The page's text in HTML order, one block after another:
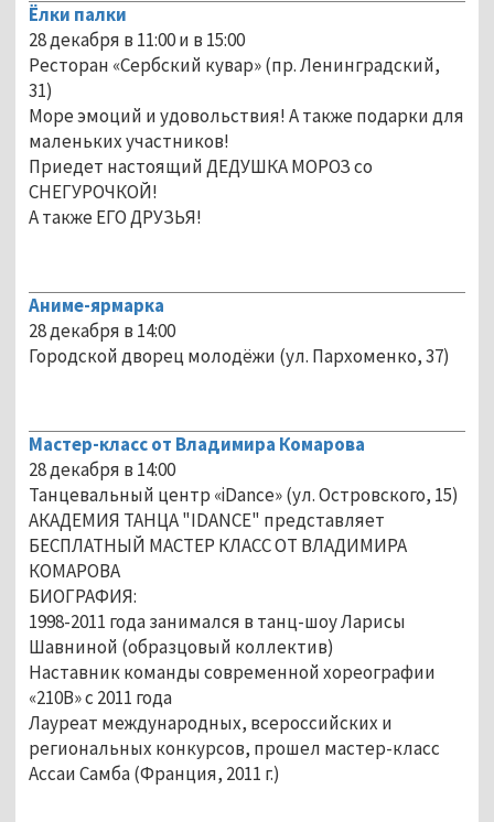
Ёлки палки
28 декабря в 11:00 и в 15:00
Ресторан «Сербский кувар» (пр. Ленинградский,
31)
Море эмоций и удовольствия! А также подарки для
маленьких участников!
Приедет настоящий ДЕДУШКА МОРОЗ со
СНЕГУРОЧКОЙ!
А также ЕГО ДРУЗЬЯ!
Аниме-ярмарка
28 декабря в 14:00
Городской дворец молодёжи (ул. Пархоменко, 37)
Мастер-класс от Владимира Комарова
28 декабря в 14:00
Танцевальный центр «iDance» (ул. Островского, 15)
АКАДЕМИЯ ТАНЦА "IDANCE" представляет
БЕСПЛАТНЫЙ МАСТЕР КЛАСС ОТ ВЛАДИМИРА
КОМАРОВА
БИОГРАФИЯ:
1998-2011 года занимался в танц-шоу Ларисы
Шавниной (образцовый коллектив)
Наставник команды современной хореографии
«210В» с 2011 года
Лауреат международных, всероссийских и
региональных конкурсов, прошел мастер-класс
Ассаи Самба (Франция, 2011 г.)